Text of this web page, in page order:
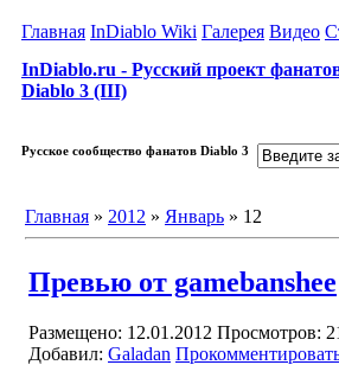
Главная InDiablo Wiki Галерея Видео
InDiablo.ru - Русский проект
Diablo 3 (III)
Русское сообщество фанатов Diablo 3
Главная » 2012 » Январь » 12
Превью от gamebanshee
Размещено: 12.01.2012 Просмотров:
Добавил: Galadan